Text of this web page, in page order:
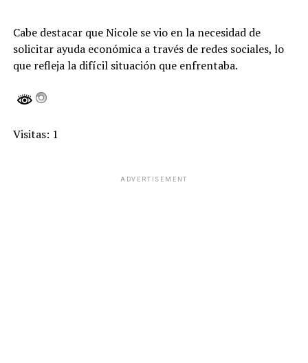
Cabe destacar que Nicole se vio en la necesidad de
solicitar ayuda económica a través de redes sociales, lo
que refleja la difícil situación que enfrentaba.
Visitas: 1
ADVERTISEMENT